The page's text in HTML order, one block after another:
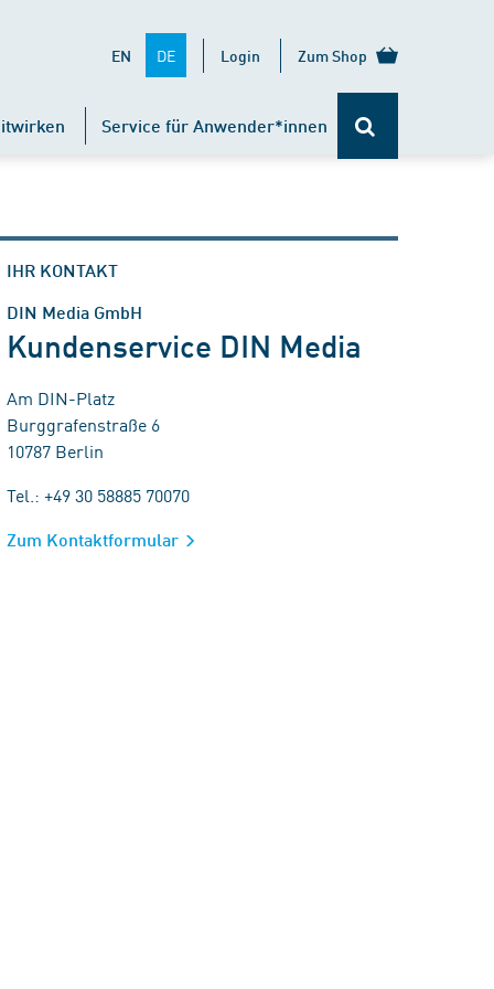
EN DE Login Zum Shop
Service für Anwender*innen
IHR KONTAKT
DIN Media GmbH
Kundenservice DIN Media
Am DIN-Platz
Burggrafenstraße 6
10787 Berlin
Tel.: +49 30 58885 70070
Zum Kontaktformular